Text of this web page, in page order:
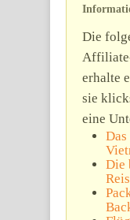
Die
erhalte
sie
eine
Die